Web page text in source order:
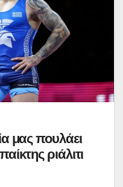
μας πουλάει
ριάλιτι